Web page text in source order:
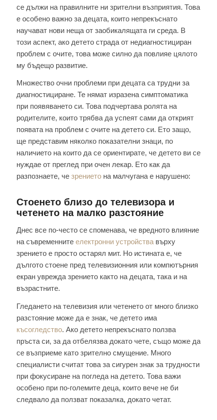
се дължи на правилните ни зрителни възприятия. Това
е особено важно за децата, които непрекъснато
научават нови неща от заобикалящата ги среда. В
този аспект, ако детето страда от недиагностициран
проблем с очите, това може силно да повлияе цялото
му бъдещо развитие.
Множество очни проблеми при децата са трудни за
диагностициране. Те нямат изразена симптоматика
при появяването си. Това подчертава ролята на
родителите, които трябва да успеят сами да открият
появата на проблем с очите на детето си. Ето защо,
ще представим няколко показателни знаци, по
наличието на които да се ориентирате, че детето ви се
нуждае от преглед при очен лекар. Ето как да
разпознаете, че зрениетона малчугана е нарушено:
Стоенето близо до телевизора и
четенето на малко разстояние
Днес все по-често се споменава, че вредното влияние
на съвременните електронни устройствавърху
зрението е просто остарял мит. Но истината е, че
дългото стоене пред телевизионния или компютърния
екран уврежда зрението както на децата, така и на
възрастните.
Гледането на телевизия или четенето от много близко
разстояние може да е знак, че детето има
късогледство. Ако детето непрекъснато ползва
пръста си, за да отбелязва докато чете, също може да
се възприеме като зрително смущение. Много
специалисти считат това за сигурен знак за трудности
при фокусиране на погледа на детето. Това важи
особено при по-големите деца, които вече не би
следвало да ползват показалка, докато четат.